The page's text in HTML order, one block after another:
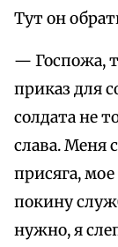
Тут он
— Госпожа,
приказ для
солдата не
слава. Меня
присяга,
покину
нужно, я